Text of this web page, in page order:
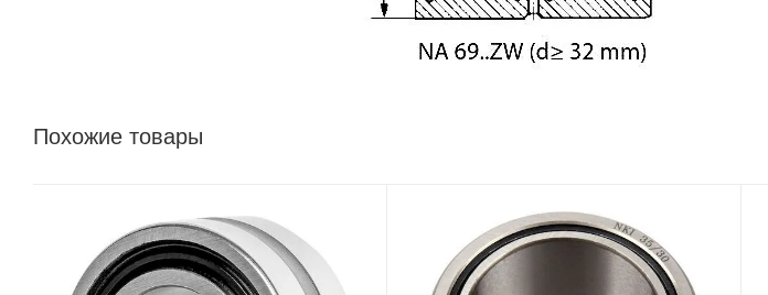
Похожие товары